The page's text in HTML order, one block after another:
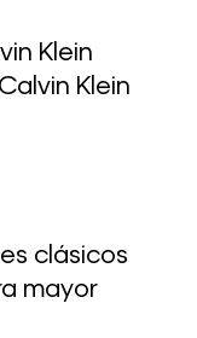
Klein
Klein
clásicos
mayor